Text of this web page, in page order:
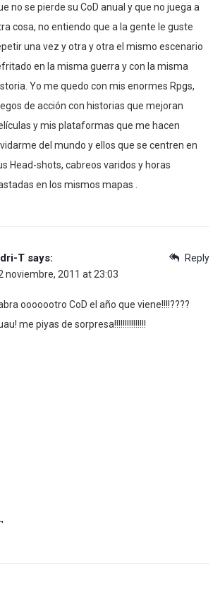
no se pierde su CoD anual y que no juega a
cosa, no entiendo que a la gente le guste
una vez y otra y otra el mismo escenario
en la misma guerra y con la misma
Yo me quedo con mis enormes Rpgs,
de acción con historias que mejoran
y mis plataformas que me hacen
del mundo y ellos que se centren en
Head-shots, cabreos varidos y horas
en los mismos mapas .
Reply
T says:
noviembre, 2011 at 23:03
ooooootro CoD el año que viene!!!!????
me piyas de sorpresa!!!!!!!!!!!!!!!